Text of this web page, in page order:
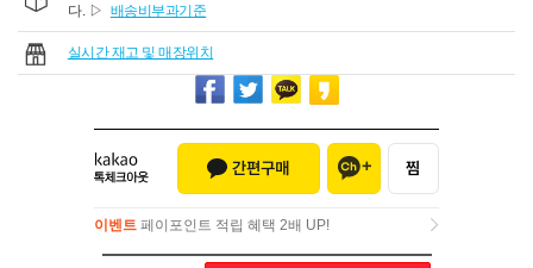
다. ▷ 배송비부과기준
실시간 재고 및 매장위치
이벤트 페이포인트 적립 혜택 2배 UP!
이벤트페이포인트 적립 혜택 2배 UP!